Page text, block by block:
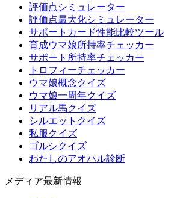
評価点シミュレーター
評価点最大化シミュレーター
サポートカード性能比較ツール
育成ウマ娘所持率チェッカー
サポート所持率チェッカー
トロフィーチェッカー
ウマ娘概念クイズ
ウマ娘一周年クイズ
リアル馬クイズ
シルエットクイズ
私服クイズ
ゴルシクイズ
わたしのアオハル診断
メディア最新情報